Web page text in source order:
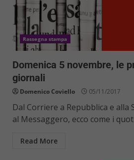
Rassegna stampa
Domenica 5 novembre, le
giornali
Domenico Coviello 05/11/2017
Dal Corriere a Repubblica e alla
al Messaggero, ecco come i
Read More